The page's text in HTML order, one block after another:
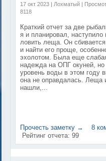
17 окт 2023 | Лохматый |
8118
Краткий отчет за две
я и планировал, наступило
ловить леща. Он
и найти его проще,
эхолотом. Была еще
надежда на ОПГ окуней, но
уровень воды в этом году
она не оправдалась. Леща
нашли,...
Прочесть заметку →
8
Рейтинг отчета:99